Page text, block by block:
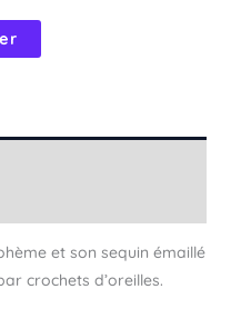
et son sequin émaillé
crochets d’oreilles.